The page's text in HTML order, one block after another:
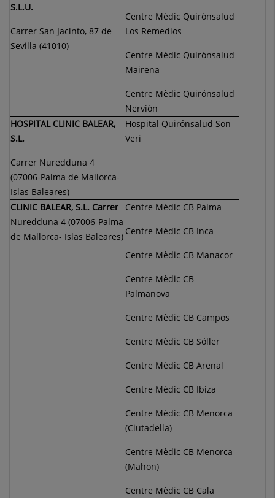
S.L.U.
Carrer San Jacinto, 87 de
Sevilla (41010)
Centre Mèdic Quirónsalud
Los Remedios
Centre Mèdic Quirónsalud
Mairena
Centre Mèdic Quirónsalud
Nervión
HOSPITAL CLINIC BALEAR,
S.L.
Carrer Nuredduna 4
(07006-Palma de Mallorca-
Islas Baleares)
Hospital Quirónsalud Son
Veri
CLINIC BALEAR, S.L. Carrer
Nuredduna 4 (07006-Palma
de Mallorca- Islas Baleares)
Centre Mèdic CB Palma
Centre Mèdic CB Inca
Centre Mèdic CB Manacor
Centre Mèdic CB
Palmanova
Centre Mèdic CB Campos
Centre Mèdic CB Sóller
Centre Mèdic CB Arenal
Centre Mèdic CB Ibiza
Centre Mèdic CB Menorca
(Ciutadella)
Centre Mèdic CB Menorca
(Mahon)
Centre Mèdic CB Cala